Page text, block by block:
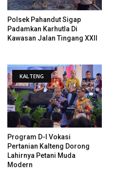
Polsek Pahandut Sigap
Padamkan Karhutla Di
Kawasan Jalan Tingang XXII
KALTENG
Program D-I Vokasi
Pertanian Kalteng Dorong
Lahirnya Petani Muda
Modern